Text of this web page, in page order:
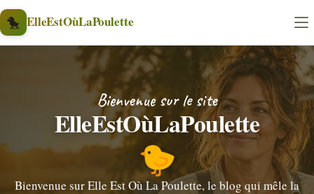
Aller au contenu
🐤 ElleEstOùLaPoulette
Bienvenue sur le site
ElleEstOùLaPoulette
🐤
Bienvenue sur Elle Est Où La Poulette, le blog qui mêle la